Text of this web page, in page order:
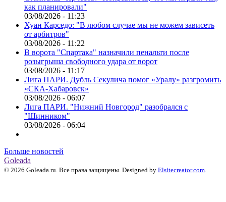
как планировали"
03/08/2026 - 11:23
Хуан Карседо: "В любом случае мы не можем зависеть
от арбитров"
03/08/2026 - 11:22
В ворота "Спартака" назначили пенальти после
розыгрыша свободного удара от ворот
03/08/2026 - 11:17
Лига ПАРИ. Дубль Секулича помог «Уралу» разгромить
«СКА-Хабаровск»
03/08/2026 - 06:07
Лига ПАРИ. "Нижний Новгород" разобрался с
"Шинником"
03/08/2026 - 06:04
Больше новостей
Goleada
© 2026 Goleada.ru. Все права защищены. Designed by Elsitecreator.com